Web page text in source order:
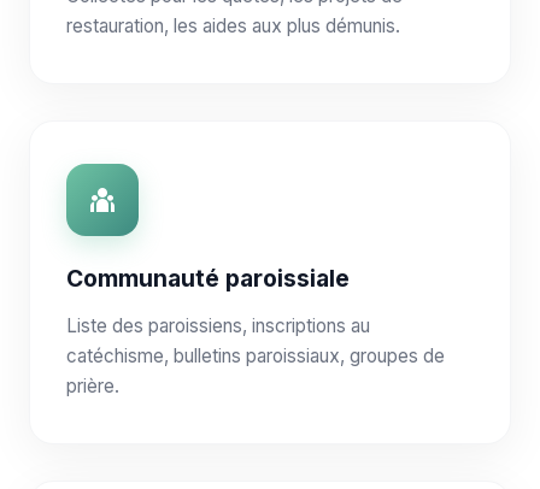
restauration, les aides aux plus démunis.
Communauté paroissiale
Liste des paroissiens, inscriptions au
catéchisme, bulletins paroissiaux, groupes de
prière.